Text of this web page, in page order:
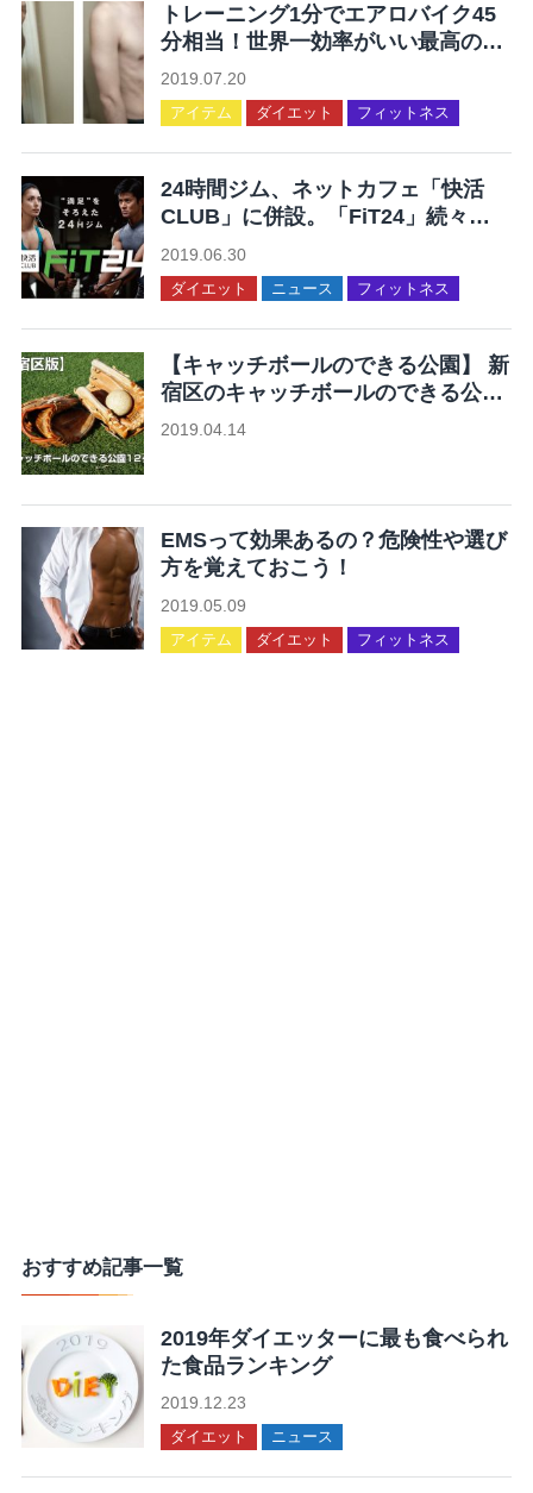
トレーニング1分でエアロバイク45
分相当！世界一効率がいい最高の運
動を集めてみた
2019.07.20
アイテム ダイエット フィットネス
24時間ジム、ネットカフェ「快活
CLUB」に併設。「FiT24」続々オ
ープン。
2019.06.30
ダイエット ニュース フィットネス
【キャッチボールのできる公園】 新
宿区のキャッチボールのできる公園
12ヶ所まとめ
2019.04.14
EMSって効果あるの？危険性や選び
方を覚えておこう！
2019.05.09
アイテム ダイエット フィットネス
おすすめ記事一覧
2019年ダイエッターに最も食べられ
た食品ランキング
2019.12.23
ダイエット ニュース